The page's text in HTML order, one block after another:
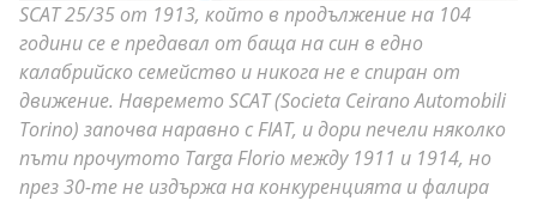
SCAT 25/35 от 1913, който в продължение на 104
години се е предавал от баща на син в едно
калабрийско семейство и никога не е спиран от
движение. Навремето SCAT (Societa Ceirano Automobili
Torino) започва наравно с FIAT, и дори печели няколко
пъти прочутото Targa Florio между 1911 и 1914, но
през 30-те не издържа на конкуренцията и фалира